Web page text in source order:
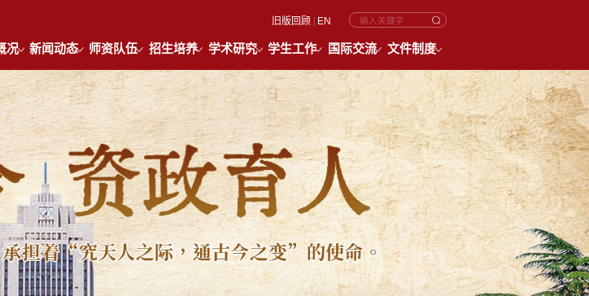
旧版回顾 | EN
况 新闻动态 师资队伍 招生培养 学术研究 学生工作 国际交流 文件制度